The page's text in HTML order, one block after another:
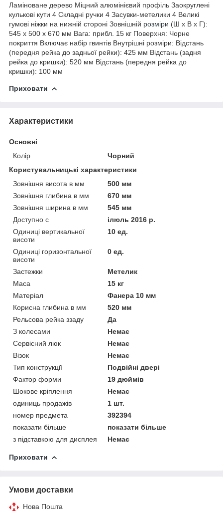
Ламіноване дерево Міцний алюмінієвий профіль Заокруглені
кулькові кути 4 Складні ручки 4 Засувки-метелики 4 Великі
гумові ніжки на нижній стороні Зовнішній розміри (Ш x В x Г):
545 x 500 x 670 мм Вага: прибл. 15 кг Поверхня: Чорне
покриття Включає набір гвинтів Внутрішні розміри: Відстань
(передня рейка до задньої рейки): 425 мм Відстань (задня
рейка до кришки): 520 мм Відстань (передня рейка до
кришки): 100 мм
Приховати
Характеристики
Основні
Колір
Чорний
Користувальницькі характеристики
Зовнішня висота в мм
500 мм
Зовнішня глибина в мм
670 мм
Зовнішня ширина в мм
545 мм
Доступно с
ілюль 2016 р.
Одиниці вертикальної
висоти
10 ед.
Одиниці горизонтальної
висоти
0 ед.
Застежки
Метелик
Маса
15 кг
Матеріал
Фанера 10 мм
Корисна глибина в мм
520 мм
Рельсова рейка ззаду
Да
З колесами
Немає
Сервісний люк
Немає
Візок
Немає
Тип конструкції
Подвійні двері
Фактор форми
19 дюймів
Шокове кріплення
Немає
одиниць продажів
1 шт.
номер предмета
392394
показати більше
показати більше
з підставкою для дисплея
Немає
Приховати
Умови доставки
Нова Пошта